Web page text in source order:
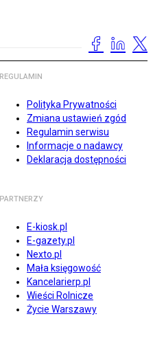
REGULAMIN
Polityka Prywatności
Zmiana ustawień zgód
Regulamin serwisu
Informacje o nadawcy
Deklaracja dostępności
PARTNERZY
E-kiosk.pl
E-gazety.pl
Nexto.pl
Mała księgowość
Kancelarierp.pl
Wieści Rolnicze
Życie Warszawy